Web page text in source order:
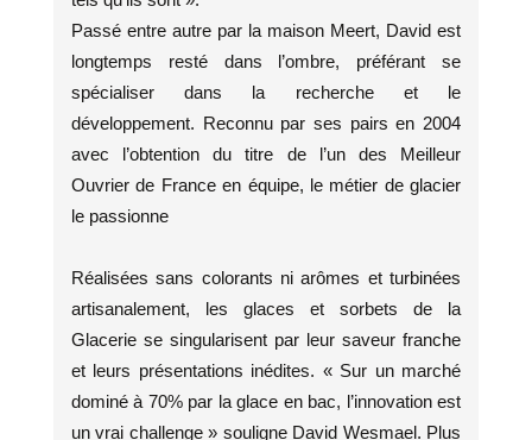
Passé entre autre par la maison Meert, David est
longtemps resté dans l’ombre, préférant se
spécialiser dans la recherche et le
développement. Reconnu par ses pairs en 2004
avec l’obtention du titre de l’un des Meilleur
Ouvrier de France en équipe, le métier de glacier
le passionne
Réalisées sans colorants ni arômes et turbinées
artisanalement, les glaces et sorbets de la
Glacerie se singularisent par leur saveur franche
et leurs présentations inédites. « Sur un marché
dominé à 70% par la glace en bac, l’innovation est
un vrai challenge » souligne David Wesmael. Plus